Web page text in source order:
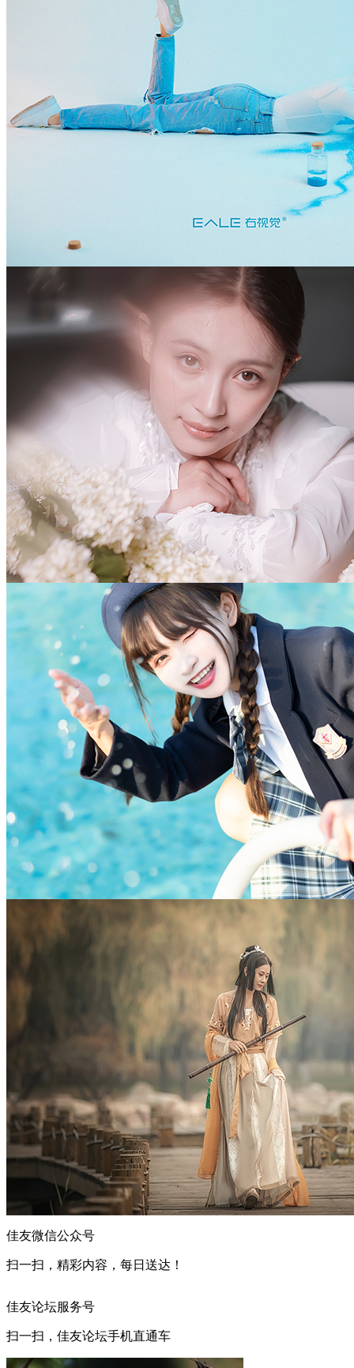
佳友微信公众号
扫一扫，精彩内容，每日送达！
佳友论坛服务号
扫一扫，佳友论坛手机直通车